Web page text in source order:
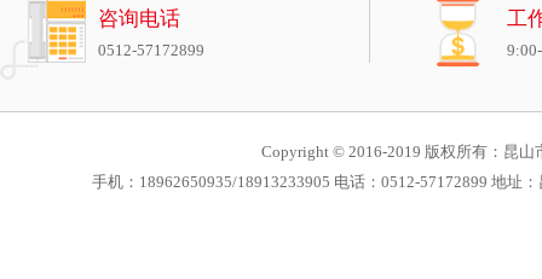
咨询电话
0512-57172899
工
Copyright © 2016-2019 版权所有：昆山
手机：18962650935/18913233905 电话：0512-57172899 地址